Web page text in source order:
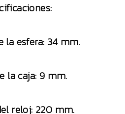
la esfera: 34 mm.
la caja: 9 mm.
reloj: 220 mm.